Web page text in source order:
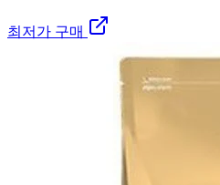
최저가 구매